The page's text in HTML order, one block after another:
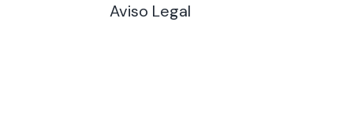
Aviso Legal